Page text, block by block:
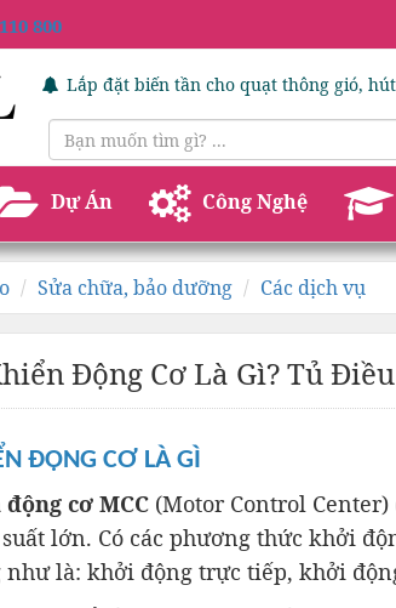
800
Sửa Chữa Tủ Điện Cấp Nguồn Và ATS
Dự Án Công Nghệ
Sửa chữa, bảo dưỡng Các dịch vụ
Động Cơ Là Gì? Tủ
ĐỘNG CƠ LÀ GÌ
cơ MCC (Motor Control
lớn. Có các phương thức khởi
như là: khởi động trực tiếp, khởi